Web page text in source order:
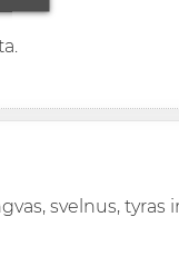
svelnus, tyras